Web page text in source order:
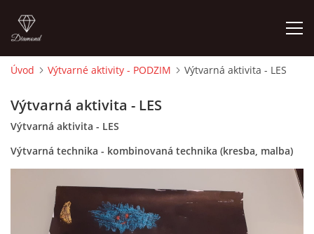
O MĚ
FOTOALBUM
DĚJINY VÝTVARNÉHO UMĚNÍ
Úvod Výtvarné aktivity - PODZIM Výtvarná aktivita - LES
Výtvarná aktivita - LES
Výtvarná aktivita - LES
Výtvarná technika - kombinovaná technika (kresba, malba)